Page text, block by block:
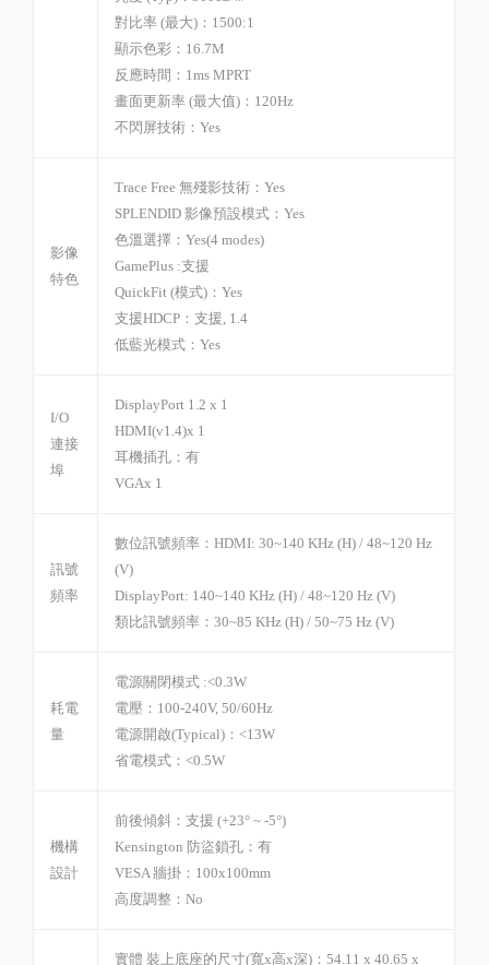
對比率 (最大)：1500:1
顯示色彩：16.7M
反應時間：1ms MPRT
畫面更新率 (最大值)：120Hz
不閃屏技術：Yes
影像
特色
Trace Free 無殘影技術：Yes
SPLENDID 影像預設模式：Yes
色溫選擇：Yes(4 modes)
GamePlus :支援
QuickFit (模式)：Yes
支援HDCP：支援, 1.4
低藍光模式：Yes
I/O
連接
埠
DisplayPort 1.2 x 1
HDMI(v1.4)x 1
耳機插孔：有
VGAx 1
訊號
頻率
數位訊號頻率：HDMI: 30~140 KHz (H) / 48~120 Hz
(V)
DisplayPort: 140~140 KHz (H) / 48~120 Hz (V)
類比訊號頻率：30~85 KHz (H) / 50~75 Hz (V)
耗電
量
電源關閉模式 :<0.3W
電壓：100-240V, 50/60Hz
電源開啟(Typical)：<13W
省電模式：<0.5W
機構
設計
前後傾斜：支援 (+23° ~ -5°)
Kensington 防盜鎖孔：有
VESA 牆掛：100x100mm
高度調整：No
實體 裝上底座的尺寸(寬x高x深)：54.11 x 40.65 x